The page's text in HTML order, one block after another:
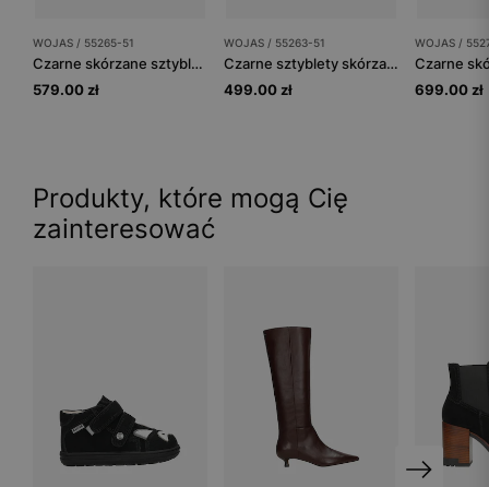
WOJAS / 55265-51
Czarne skórzane sztyblety na masywnym obcasie
579.00 zł
WOJAS / 55263-51
Czarne sztyblety skórzane damskie
499.00 zł
WOJAS /
699.00 zł
Produkty, które mogą Cię
zainteresować